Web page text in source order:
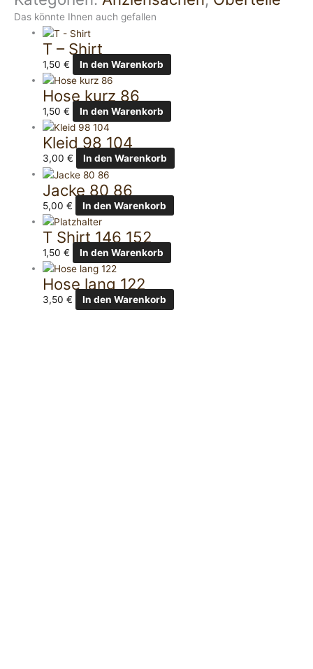
Das könnte Ihnen auch gefallen
T – Shirt
1,50€ In den Warenkorb
Hose kurz 86
1,50€ In den Warenkorb
Kleid 98 104
3,00€ In den Warenkorb
Jacke 80 86
5,00€ In den Warenkorb
T Shirt 146 152
1,50€ In den Warenkorb
Hose lang 122
3,50€ In den Warenkorb